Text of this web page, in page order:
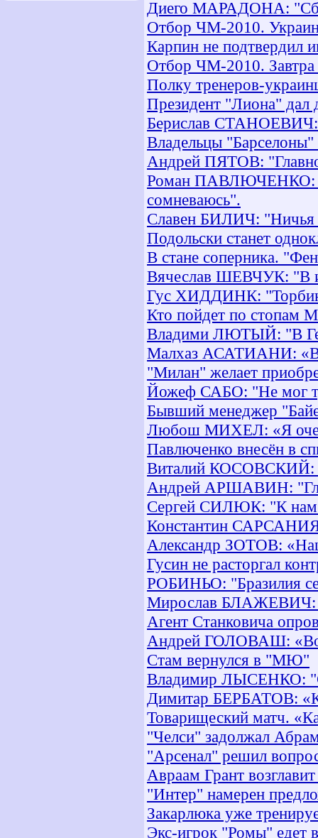
Диего МАРАДОНА:
Отбор ЧМ-2010.
Карпин не подтвердил
Отбор ЧМ-2010. Завтра
Полку тренеров-
Президент "Лиона" дал
Берислав СТАНОЕВИЧ:
Владельцы
Андрей ПЯТОВ:
Роман ПАВЛЮЧЕНКО: "В
сомневаюсь".
Славен БИЛИЧ: "Ничья
Подольски станет
В стане соперника.
Вячеслав ШЕВЧУК: "В
Гус ХИДДИНК:
Кто пойдет по стопам
Владими ЛЮТЫЙ: "В
Малхаз АСАТИАНИ: «В
"Милан" желает
Йожеф САБО: "Не мог
Бывший менеджер
Любош МИХЕЛ: «Я
Павлюченко внесён в
Виталий КОСОВСКИЙ:
Андрей АРШАВИН:
Сергей СИЛЮК: "К нам
Константин САРСАНИЯ:
Александр ЗОТОВ:
Гусин не расторгал
РОБИНЬО: "Бразилия
Мирослав БЛАЖЕВИЧ:
Агент Станковича
Андрей ГОЛОВАШ:
Стам вернулся в "МЮ"
Владимир ЛЫСЕНКО: "С
Димитар БЕРБАТОВ:
Товарищеский матч.
"Челси" задолжал
"Арсенал" решил
Авраам Грант
"Интер" намерен
Закарлюка уже
Экс-игрок "Ромы" едет